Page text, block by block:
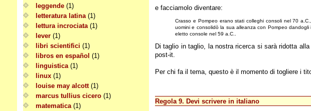
leggende (1)
letteratura latina (1)
lettura incrociata (1)
lever (1)
libri scientifici (1)
libros en español (1)
linguistica (1)
linux (1)
louise may alcott (1)
marcus tullius cicero (1)
matematica (1)
e facciamolo diventare:
Crasso e Pompeo erano stati colleghi consoli nel 70
uomini e consolidò la sua alleanza con Pompeo
eletto console nel 59 a.C..
Di taglio in taglio, la nostra ricerca si sarà ridotta
post-it.
Per chi fa il tema, questo è il momento di togliere i
Regola 9. Devi scrivere in italiano